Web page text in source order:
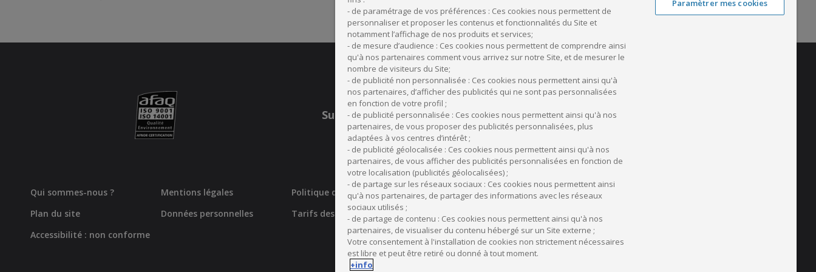
Suivez nous FacebookLinkedinInstagramYoutube
Qui sommes-nous ? Mentions légales Politique de cookies
FAQ
Plan du site
Données personnelles Tarifs des actes de gestion
Partenaires
Accessibilité : non conforme
- de paramétrage de vos préférences : Ces cookies nous permettent de
personnaliser et proposer les contenus et fonctionnalités du Site et
notamment l’affichage de nos produits et services;
- de mesure d’audience : Ces cookies nous permettent de comprendre ainsi
qu'à nos partenaires comment vous arrivez sur notre Site, et de mesurer le
nombre de visiteurs du Site;
- de publicité non personnalisée : Ces cookies nous permettent ainsi qu'à
nos partenaires, d’afficher des publicités qui ne sont pas personnalisées
en fonction de votre profil ;
- de publicité personnalisée : Ces cookies nous permettent ainsi qu'à nos
partenaires, de vous proposer des publicités personnalisées, plus
adaptées à vos centres d’intérêt ;
- de publicité géolocalisée : Ces cookies nous permettent ainsi qu'à nos
partenaires, de vous afficher des publicités personnalisées en fonction de
votre localisation (publicités géolocalisées) ;
- de partage sur les réseaux sociaux : Ces cookies nous permettent ainsi
qu'à nos partenaires, de partager des informations avec les réseaux
sociaux utilisés ;
- de partage de contenu : Ces cookies nous permettent ainsi qu'à nos
partenaires, de visualiser du contenu hébergé sur un Site externe ;
Votre consentement à l'installation de cookies non strictement nécessaires
est libre et peut être retiré ou donné à tout moment.
+info
Paramètrer mes cookies